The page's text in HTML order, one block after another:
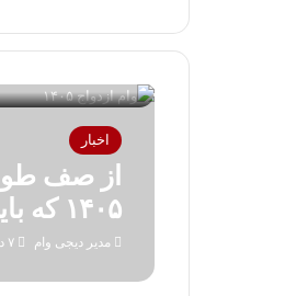
اخبار
۱۴۰۵ که باید بدانید!
مدیر دیجی وام ۷ دی ۱۴۰۴